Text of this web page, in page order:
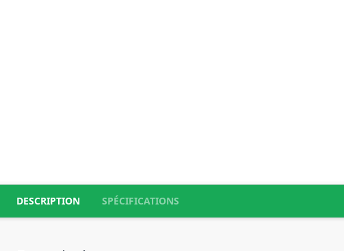
DESCRIPTION SPÉCIFICATIONS